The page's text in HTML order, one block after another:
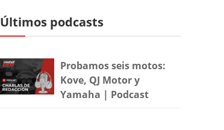
Últimos podcasts
Probamos seis motos:
Kove, QJ Motor y
Yamaha | Podcast